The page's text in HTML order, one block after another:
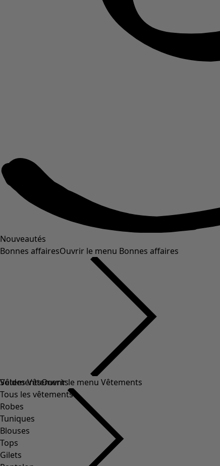
Nouveautés
Bonnes affairesOuvrir le menu Bonnes affaires
Soldes Vêtements
Tous les vêtements
Robes
Tuniques
Blouses
Tops
Gilets
VêtementsOuvrir le menu Vêtements